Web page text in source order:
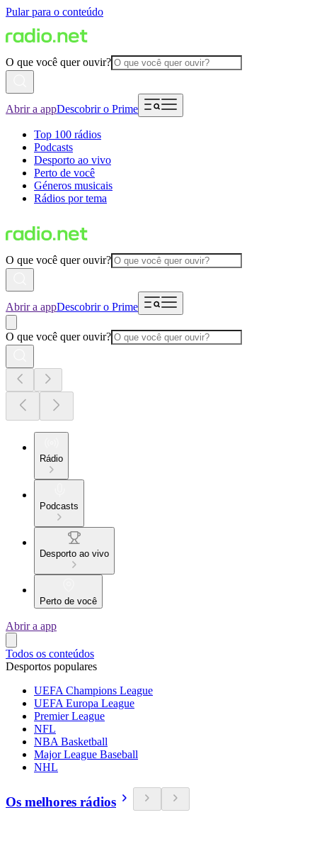
Pular para o conteúdo
O que você quer ouvir?
Abrir a appDescobrir o Prime
Top 100 rádios
Podcasts
Desporto ao vivo
Perto de você
Géneros musicais
Rádios por tema
O que você quer ouvir?
Abrir a appDescobrir o Prime
O que você quer ouvir?
Rádio
Podcasts
Desporto ao vivo
Perto de você
Abrir a app
Todos os conteúdos
Desportos populares
UEFA Champions League
UEFA Europa League
Premier League
NFL
NBA Basketball
Major League Baseball
NHL
Os melhores rádios